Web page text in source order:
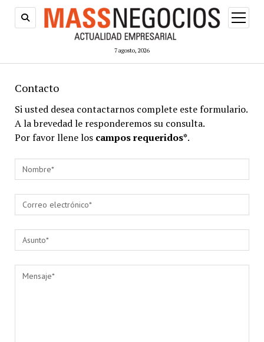
7 agosto, 2026
abrir
menú
Contacto
Si usted desea contactarnos complete este formulario.
A la brevedad le responderemos su consulta.
Por favor llene los campos requeridos*.